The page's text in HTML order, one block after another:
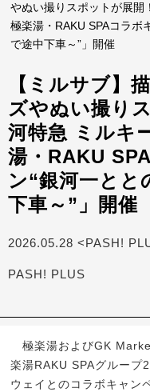
やぬい撮りスポットが展
極楽湯・RAKU SPAコラボ
で途中下車～”」開催
【ミルサブ】
ズやぬい撮り
河特急 ミルキ
湯・RAKU
ン“銀河一とと
下車～”」開催
2026.05.28 <PASH!
PASH! PLUS
極楽湯およびGK
楽湯RAKU SPAグルー
ウェイとのコラボキャン